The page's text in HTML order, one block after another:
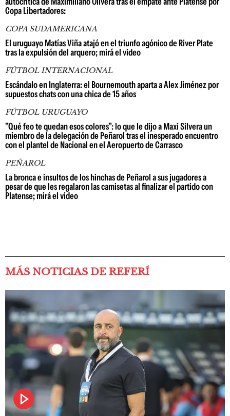
Copa Libertadores:
COPA SUDAMERICANA
El uruguayo Matías Viña atajó en el triunfo agónico de River Plate
tras la expulsión del arquero; mirá el video
FÚTBOL INTERNACIONAL
Escándalo en Inglaterra: el Bournemouth aparta a Alex Jiménez por
supuestos chats con una chica de 15 años
FÚTBOL URUGUAYO
"Qué feo te quedan esos colores": lo que le dijo a Maxi Silvera un
miembro de la delegación de Peñarol tras el inesperado encuentro
con el plantel de Nacional en el Aeropuerto de Carrasco
PEÑAROL
La bronca e insultos de los hinchas de Peñarol a sus jugadores a
pesar de que les regalaron las camisetas al finalizar el partido con
Platense; mirá el video
MÁS NOTICIAS DE REFERÍ